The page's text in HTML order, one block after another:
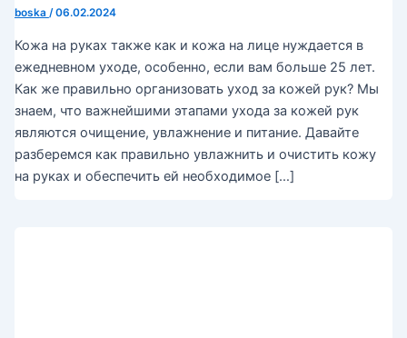
boska /06.02.2024
Кожа на руках также как и кожа на лице нуждается в
ежедневном уходе, особенно, если вам больше 25 лет.
Как же правильно организовать уход за кожей рук? Мы
знаем, что важнейшими этапами ухода за кожей рук
являются очищение, увлажнение и питание. Давайте
разберемся как правильно увлажнить и очистить кожу
на руках и обеспечить ей необходимое […]